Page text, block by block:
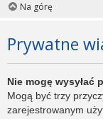
Na górę
Prywatne
Nie mogę wysyłać
Mogą być trzy
zarejestrowanym